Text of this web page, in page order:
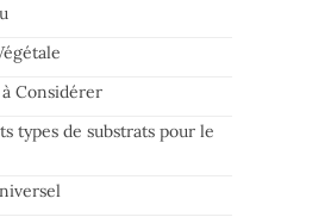
Considérer
types de substrats pour le